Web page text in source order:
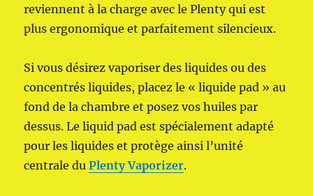
reviennent à la charge avec le Plenty qui est
plus ergonomique et parfaitement silencieux.
Si vous désirez vaporiser des liquides ou des
concentrés liquides, placez le « liquide pad » au
fond de la chambre et posez vos huiles par
dessus. Le liquid pad est spécialement adapté
pour les liquides et protège ainsi l’unité
centrale duPlenty Vaporizer.